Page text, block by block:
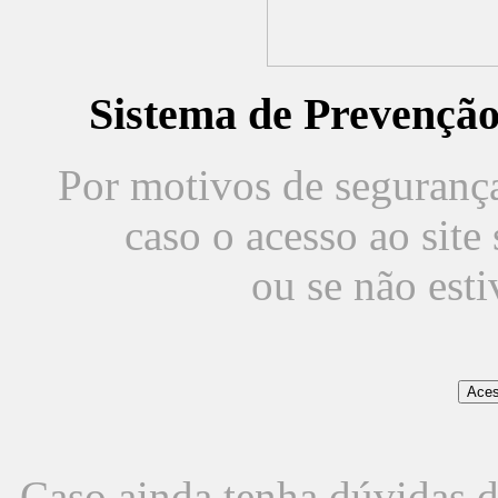
Sistema de
Por motivos de
caso o acesso ao
ou se não